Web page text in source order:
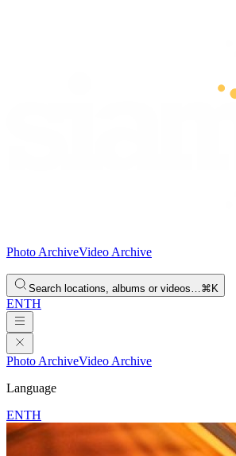
Photo ArchiveVideo Archive
Search locations, albums or videos…⌘K
ENTH
Photo ArchiveVideo Archive
Language
ENTH